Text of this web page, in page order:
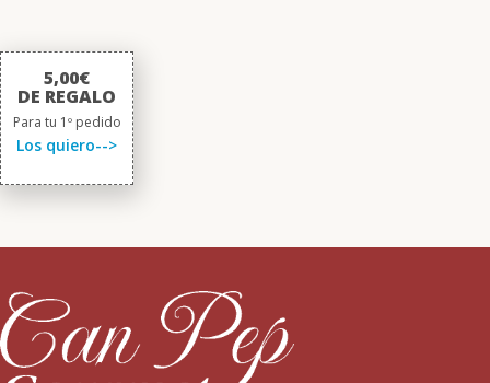
5,00€
DE REGALO
Para tu 1º pedido
Los quiero-->